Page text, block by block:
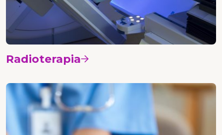
Radioterapia Vedi i corsi
Nursing